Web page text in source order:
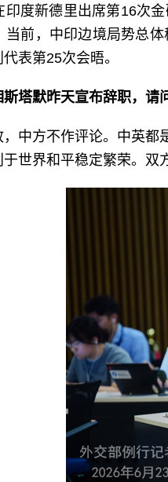
印度新德里出席第16次
前，中印边境局势总
表第25次会晤。
塔默昨天宣布辞职，
中方不作评论。中英
世界和平稳定繁荣。